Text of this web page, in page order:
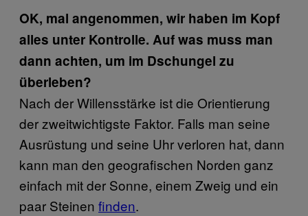
OK, mal angenommen, wir haben im Kopf
alles unter Kontrolle. Auf was muss man
dann achten, um im Dschungel zu
überleben?
Nach der Willensstärke ist die Orientierung
der zweitwichtigste Faktor. Falls man seine
Ausrüstung und seine Uhr verloren hat, dann
kann man den geografischen Norden ganz
einfach mit der Sonne, einem Zweig und ein
paar Steinen finden.